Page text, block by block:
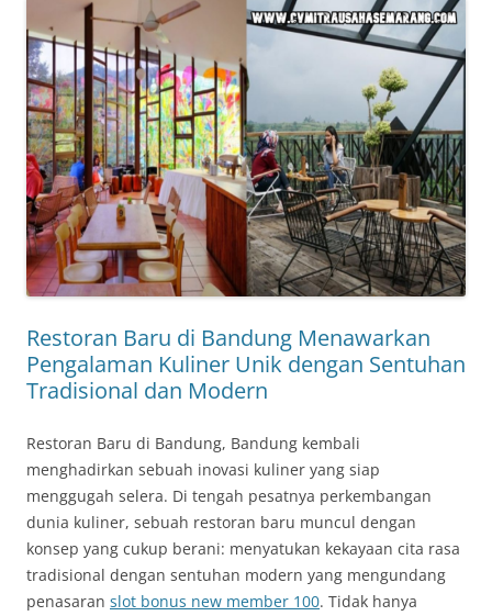
Restoran Baru di Bandung Menawarkan
Pengalaman Kuliner Unik dengan Sentuhan
Tradisional dan Modern
Restoran Baru di Bandung, Bandung kembali
menghadirkan sebuah inovasi kuliner yang siap
menggugah selera. Di tengah pesatnya perkembangan
dunia kuliner, sebuah restoran baru muncul dengan
konsep yang cukup berani: menyatukan kekayaan cita rasa
tradisional dengan sentuhan modern yang mengundang
penasaran slot bonus new member 100. Tidak hanya